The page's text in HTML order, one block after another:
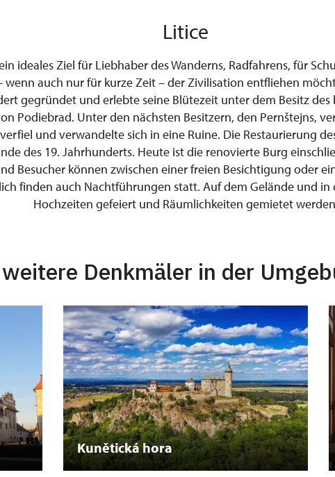
Litice
ideales Ziel für Liebhaber des Wanderns, Radfahrens, für
wenn auch nur für kurze Zeit – der Zivilisation entfliehen
gegründet und erlebte seine Blütezeit unter dem Besitz
Podiebrad. Unter den nächsten Besitzern, den Pernštejns,
und verwandelte sich in eine Ruine. Die Restaurierung
des 19. Jahrhunderts. Heute ist die renovierte Burg
Besucher können zwischen einer freien Besichtigung oder
finden auch Nachtführungen statt. Auf dem Gelände und in
Hochzeiten gefeiert und Räumlichkeiten gemietet
weitere Denkmäler in der
Kunětická hora